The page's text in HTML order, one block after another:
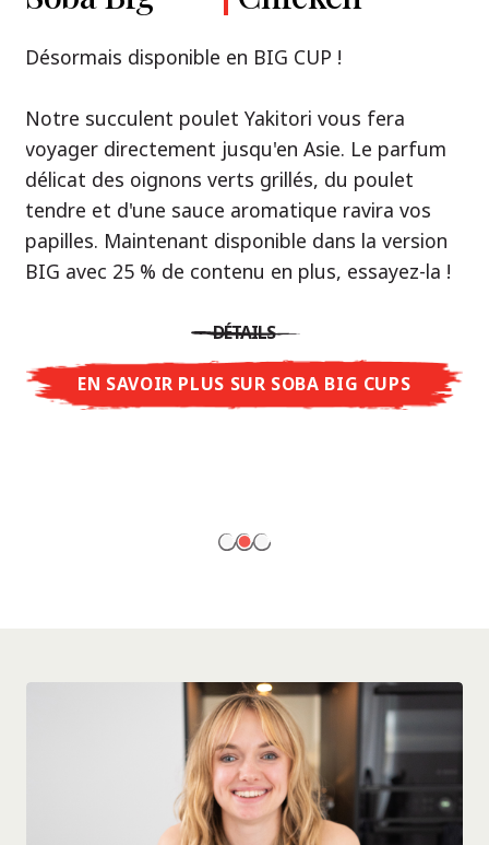
Trois univers de saveurs, un seul objectif : le
vrai ramen de niveau restaurant – sans le
restaurant.
Avec Nissin Ramen Premium, découvrez le
plaisir du ramen japonais comme jamais
Yuzu, épicé et relevé avec Spicy Miso, ou
crémeux et gourmand avec Tonkotsu. Le goût
authentique du restaurant – à savourer chez
Désormais disponible en BIG CUP !
Notre succulent poulet Yakitori vous fera
voyager directement jusqu'en Asie. Le parfum
délicat des oignons verts grillés, du poulet
tendre et d'une sauce aromatique ravira vos
papilles. Maintenant disponible dans la version
BIG avec 25 % de contenu en plus, essayez-la !
DÉTAILS
EN SAVOIR PLUS SUR SOBA BIG CUPS
Notre recommandation: découvrez le goût de
Ramen !
Une soupe ramen qui, comme la cuisine
thaïlandaise elle-même, est synonyme
d'équilibre parfait et d'harmonie gustative.
La saveur de poulet caramélisé combinée aux
expérience gustative asiatique authentique.
DÉTAILS